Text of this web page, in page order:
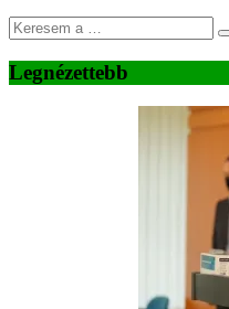
Legnézettebb